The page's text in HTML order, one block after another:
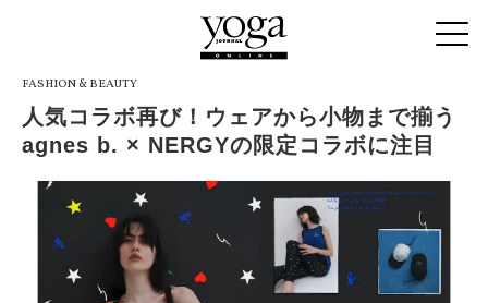
FASHION & BEAUTY
人気コラボ再び！ウェアから小物まで揃う
agnes b. × NERGYの限定コラボに注目